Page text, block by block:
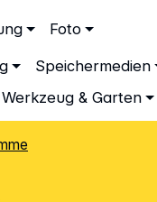
Foto
Speichermedien
Werkzeug & Garten